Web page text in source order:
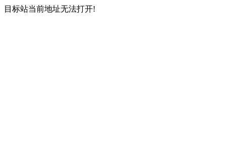
目标站当前地址无法打开!